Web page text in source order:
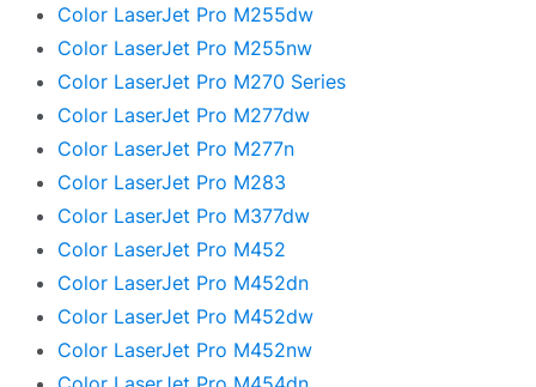
Color LaserJet Pro M255dw
Color LaserJet Pro M255nw
Color LaserJet Pro M270 Series
Color LaserJet Pro M277dw
Color LaserJet Pro M277n
Color LaserJet Pro M283
Color LaserJet Pro M377dw
Color LaserJet Pro M452
Color LaserJet Pro M452dn
Color LaserJet Pro M452dw
Color LaserJet Pro M452nw